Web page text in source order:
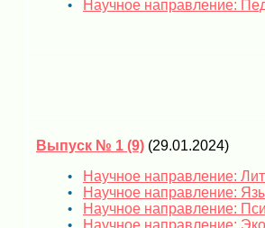
Научное направление:
Выпуск № 1 (9) (29.01.2024)
Научное направление:
Научное направление:
Научное направление:
Научное направление: